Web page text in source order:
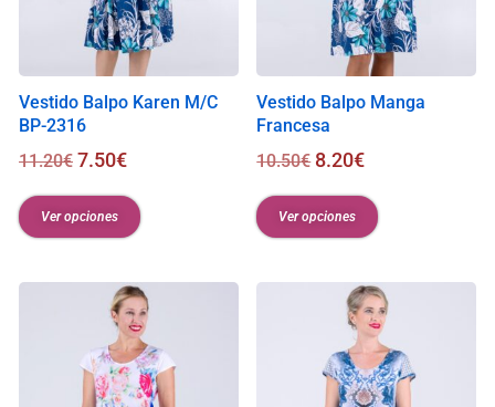
Vestido Balpo Karen M/C
BP-2316
11.20€ 7.50€
Ver opciones
Vestido Balpo Manga
Francesa
10.50€ 8.20€
Ver opciones